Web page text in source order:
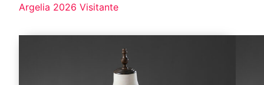
Argelia 2026 Visitante